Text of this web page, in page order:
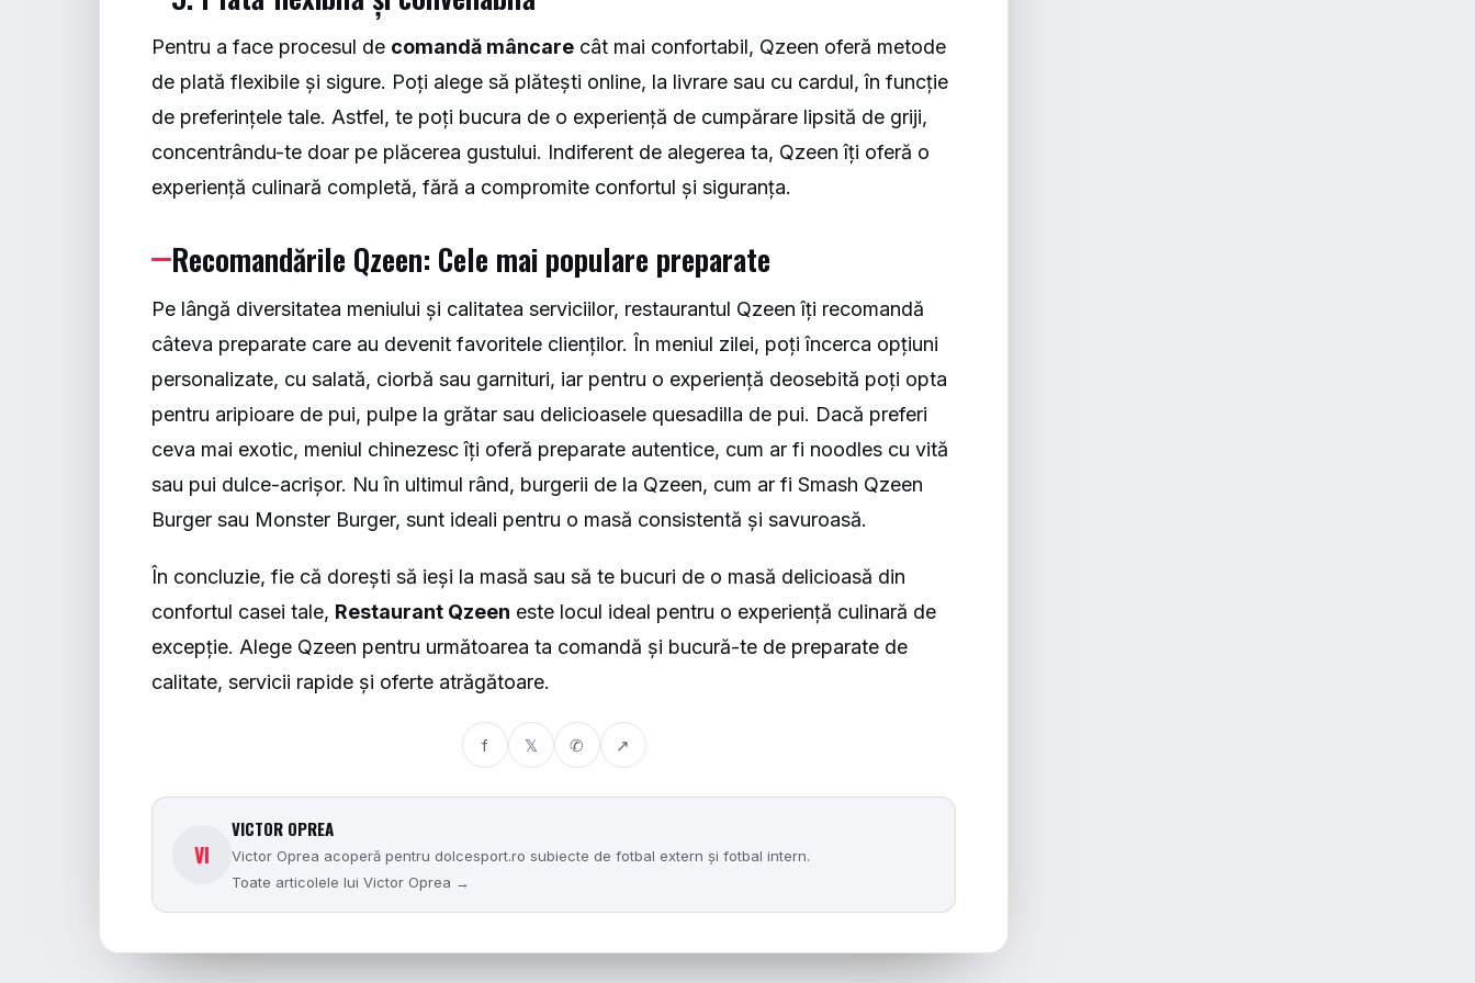
Pentru a face procesul de comandă mâncare cât mai confortabil, Qzeen oferă metode
de plată flexibile și sigure. Poți alege să plătești online, la livrare sau cu cardul, în funcție
de preferințele tale. Astfel, te poți bucura de o experiență de cumpărare lipsită de griji,
concentrându-te doar pe plăcerea gustului. Indiferent de alegerea ta, Qzeen îți oferă o
experiență culinară completă, fără a compromite confortul și siguranța.
Recomandările Qzeen: Cele mai populare preparate
Pe lângă diversitatea meniului și calitatea serviciilor, restaurantul Qzeen îți recomandă
câteva preparate care au devenit favoritele clienților. În meniul zilei, poți încerca opțiuni
personalizate, cu salată, ciorbă sau garnituri, iar pentru o experiență deosebită poți opta
pentru aripioare de pui, pulpe la grătar sau delicioasele quesadilla de pui. Dacă preferi
ceva mai exotic, meniul chinezesc îți oferă preparate autentice, cum ar fi noodles cu vită
sau pui dulce-acrișor. Nu în ultimul rând, burgerii de la Qzeen, cum ar fi Smash Qzeen
Burger sau Monster Burger, sunt ideali pentru o masă consistentă și savuroasă.
În concluzie, fie că dorești să ieși la masă sau să te bucuri de o masă delicioasă din
confortul casei tale, Restaurant Qzeen este locul ideal pentru o experiență culinară de
excepție. Alege Qzeen pentru următoarea ta comandă și bucură-te de preparate de
calitate, servicii rapide și oferte atrăgătoare.
f 𝕏 ✆ ↗
VI
VICTOR OPREA
Victor Oprea acoperă pentru dolcesport.ro subiecte de fotbal extern și fotbal intern.
Toate articolele lui Victor Oprea →